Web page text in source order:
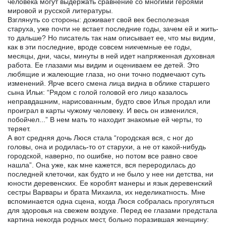
мировой и русской литературы.
Взглянуть со стороны: доживает свой век бесполезная
старуха, уже почти не встает последние годы, зачем ей и жить-
то дальше? Но писатель так нам описывает ее, что мы видим,
как в эти последние, вроде совсем никчемные ее годы,
месяцы, дни, часы, минуты в ней идет напряженная духовная
работа. Ее глазами мы видим и оцениваем ее детей. Это
любящие и жалеющие глаза, но они точно подмечают суть
изменений. Ярче всего смена лица видна в облике старшего
сына Ильи: “Рядом с голой головой его лицо казалось
неправдашним, нарисованным, будто свое Илья продал или
проиграл в карты чужому человеку. И весь он изменился,
побойчел...” В нем мать то находит знакомые ей черты, то
теряет.
А вот средняя дочь Люся стала “городская вся, с ног до
головы, она и родилась-то от старухи, а не от какой-нибудь
городской, наверно, по ошибке, но потом все равно свое
нашла”. Она уже, как мне кажется, вся переродилась до
последней клеточки, как будто и не было у нее ни детства, ни
юности деревенских. Ее коробят манеры и язык деревенский
сестры Варвары и брата Михаила, их неделикатность. Мне
вспоминается одна сцена, когда Люся собралась прогуляться
для здоровья на свежем воздухе. Перед ее глазами предстала
картина некогда родных мест, больно поразившая женщину: